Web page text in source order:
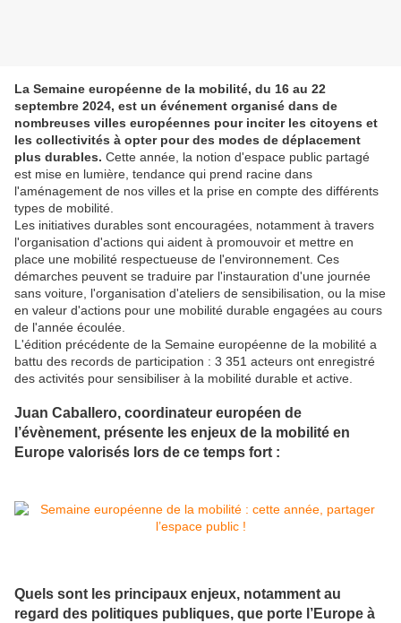
La Semaine européenne de la mobilité, du 16 au 22
septembre 2024, est un événement organisé dans de
nombreuses villes européennes pour inciter les citoyens et
les collectivités à opter pour des modes de déplacement
plus durables. Cette année, la notion d'espace public partagé
est mise en lumière, tendance qui prend racine dans
l'aménagement de nos villes et la prise en compte des différents
types de mobilité.
Les initiatives durables sont encouragées, notamment à travers
l'organisation d'actions qui aident à promouvoir et mettre en
place une mobilité respectueuse de l'environnement. Ces
démarches peuvent se traduire par l'instauration d'une journée
sans voiture, l'organisation d'ateliers de sensibilisation, ou la mise
en valeur d'actions pour une mobilité durable engagées au cours
de l'année écoulée.
L'édition précédente de la Semaine européenne de la mobilité a
battu des records de participation : 3 351 acteurs ont enregistré
des activités pour sensibiliser à la mobilité durable et active.
Juan Caballero, coordinateur européen de
l’évènement, présente les enjeux de la mobilité en
Europe valorisés lors de ce temps fort :
Quels sont les principaux enjeux, notamment au
regard des politiques publiques, que porte l’Europe à